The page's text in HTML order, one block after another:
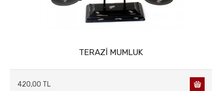
DUVAR VE TAVAN SÜSLERİ
FİSKİYE & ŞELALE
GENÇ HEDİYELİK
TERAZİ MUMLUK
420,00 TL